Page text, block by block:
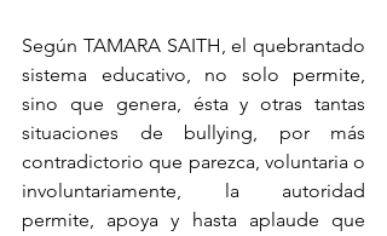
Según TAMARA SAITH, el quebrantado
sistema educativo, no solo permite,
sino que genera, ésta y otras tantas
situaciones de bullying, por más
contradictorio que parezca, voluntaria o
involuntariamente, la autoridad
permite, apoya y hasta aplaude que